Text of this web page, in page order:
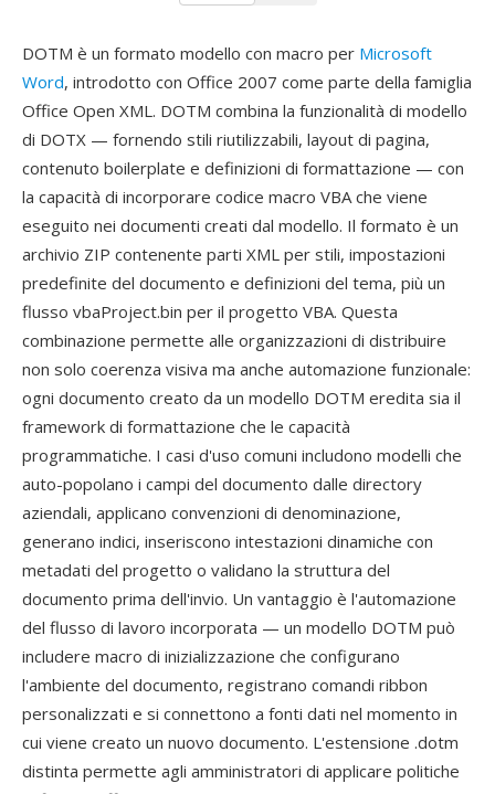
DOTM è un formato modello con macro per Microsoft
Word, introdotto con Office 2007 come parte della famiglia
Office Open XML. DOTM combina la funzionalità di modello
di DOTX — fornendo stili riutilizzabili, layout di pagina,
contenuto boilerplate e definizioni di formattazione — con
la capacità di incorporare codice macro VBA che viene
eseguito nei documenti creati dal modello. Il formato è un
archivio ZIP contenente parti XML per stili, impostazioni
predefinite del documento e definizioni del tema, più un
flusso vbaProject.bin per il progetto VBA. Questa
combinazione permette alle organizzazioni di distribuire
non solo coerenza visiva ma anche automazione funzionale:
ogni documento creato da un modello DOTM eredita sia il
framework di formattazione che le capacità
programmatiche. I casi d'uso comuni includono modelli che
auto-popolano i campi del documento dalle directory
aziendali, applicano convenzioni di denominazione,
generano indici, inseriscono intestazioni dinamiche con
metadati del progetto o validano la struttura del
documento prima dell'invio. Un vantaggio è l'automazione
del flusso di lavoro incorporata — un modello DOTM può
includere macro di inizializzazione che configurano
l'ambiente del documento, registrano comandi ribbon
personalizzati e si connettono a fonti dati nel momento in
cui viene creato un nuovo documento. L'estensione .dotm
distinta permette agli amministratori di applicare politiche